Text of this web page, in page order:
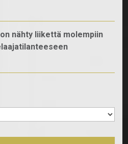
nähty liikettä molempiin